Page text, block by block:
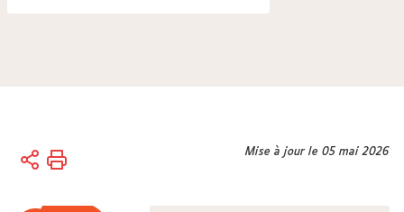
Vous
Accueil Mise à jour le 05 mai 2026